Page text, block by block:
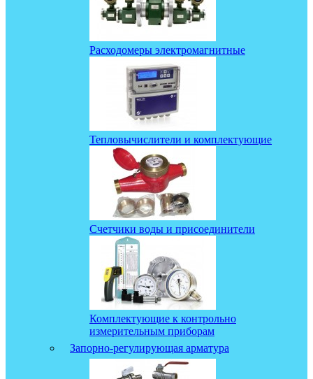
Расходомеры электромагнитные
Тепловычислители и комплектующие
Счетчики воды и присоединители
Комплектующие к контрольно
измерительным приборам
Запорно-регулирующая арматура